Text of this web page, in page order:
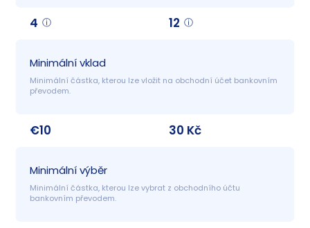
4 12
Minimální vklad
Minimální částka, kterou lze vložit na obchodní účet bankovním
převodem.
€10 30 Kč
Minimální výběr
Minimální částka, kterou lze vybrat z obchodního účtu
bankovním převodem.